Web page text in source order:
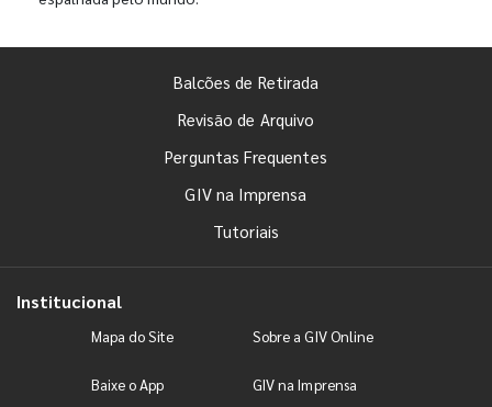
Balcões de Retirada
Revisão de Arquivo
Perguntas Frequentes
GIV na Imprensa
Tutoriais
Institucional
Mapa do Site Sobre a GIV Online
Baixe o App GIV na Imprensa